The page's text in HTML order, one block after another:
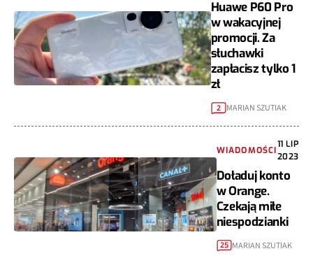
Huawe P60 Pro
w wakacyjnej
promocji. Za
słuchawki
zapłacisz tylko 1
zł
2 MARIAN SZUTIAK
WIADOMOŚCI
11 LIP
2023
Doładuj konto
w Orange.
Czekają miłe
niespodzianki
25 MARIAN SZUTIAK